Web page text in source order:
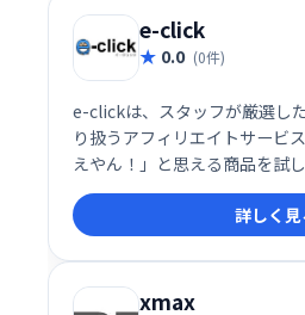
e-click
0.0 (0件)
e-clickは、スタッフが厳選し
り扱うアフィリエイトサービ
えやん！」と思える商品を試
を得られる、新しいアフィリ
す。
詳しく見
xmax